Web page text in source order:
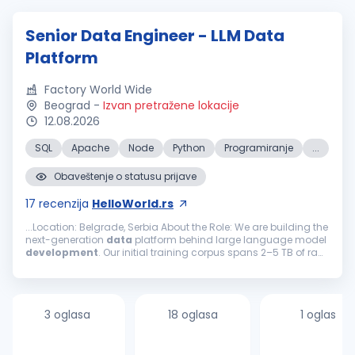
Senior Data Engineer - LLM Data
Platform
Factory World Wide
Beograd - Izvan pretražene lokacije
12.08.2026
SQL Apache Node Python Programiranje ...
Obaveštenje o statusu prijave
17 recenzija HelloWorld.rs
...Location: Belgrade, Serbia About the Role: We are building the
next-generation data platform behind large language model
development. Our initial training corpus spans 2–5 TB of raw,
3 oglasa 18 oglasa 1 oglas